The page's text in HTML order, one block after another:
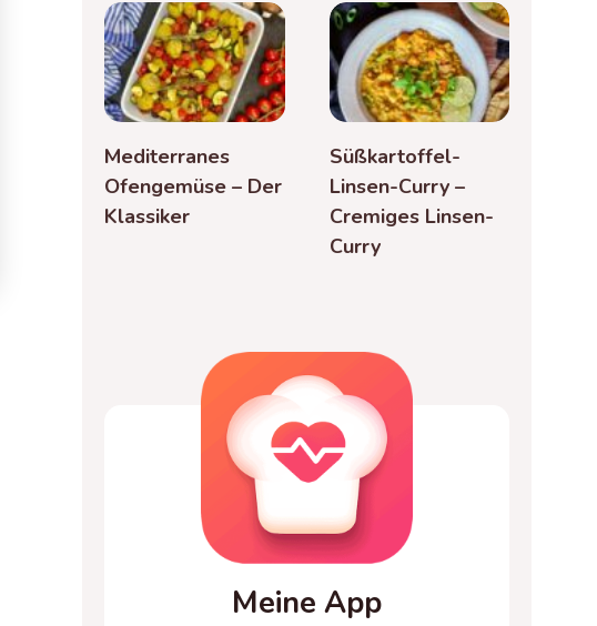
Mediterranes
Ofengemüse – Der
Klassiker
Süßkartoffel-
Linsen-Curry –
Cremiges Linsen-
Curry
Meine App